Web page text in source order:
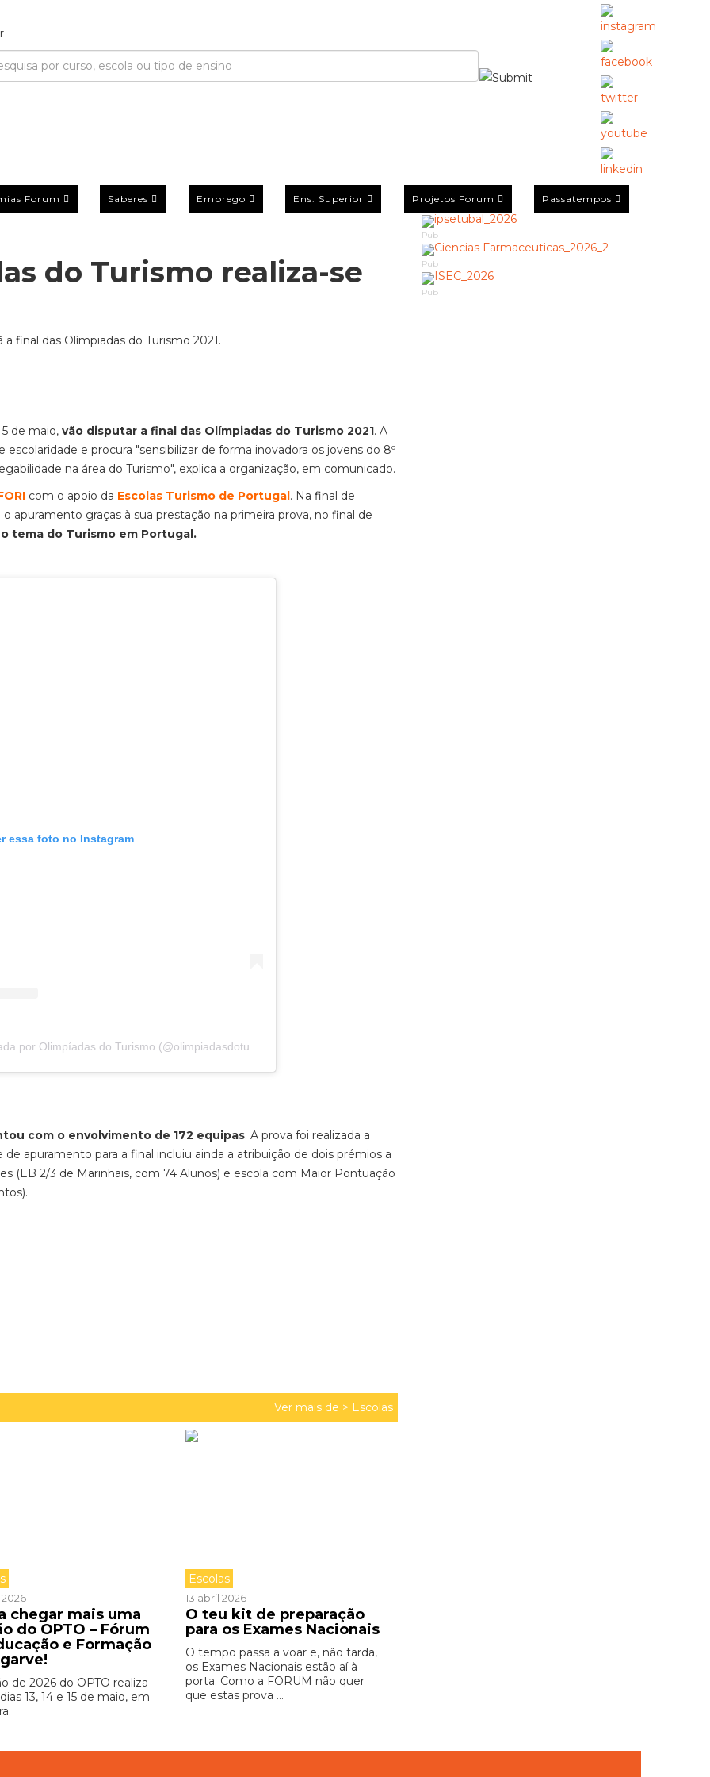
Forum Saberes Emprego Ens. Superior Projetos Forum Passatempos
do Turismo realiza-se
final das Olímpiadas do Turismo 2021.
de maio, vão disputar a final das Olímpiadas do Turismo 2021. A
escolaridade e procura "sensibilizar de forma inovadora os jovens do 8º
na área do Turismo", explica a organização, em comunicado.
com o apoio da Escolas Turismo de Portugal. Na final de
apuramento graças à sua prestação na primeira prova, no final de
tema do Turismo em Portugal.
essa foto no Instagram
com o envolvimento de 172 equipas. A prova foi realizada a
apuramento para a final incluiu ainda a atribuição de dois prémios a
(EB 2/3 de Marinhais, com 74 Alunos) e escola com Maior Pontuação
Ver mais de > Escolas
chegar mais uma
do OPTO – Fórum
e Formação
de 2026 do OPTO realiza-
13, 14 e 15 de maio, em
Escolas
13 abril 2026
O teu kit de preparação
para os Exames Nacionais
O tempo passa a voar e, não tarda,
os Exames Nacionais estão aí à
porta. Como a FORUM não quer
que estas prova ...
Pub
Pub
Pub